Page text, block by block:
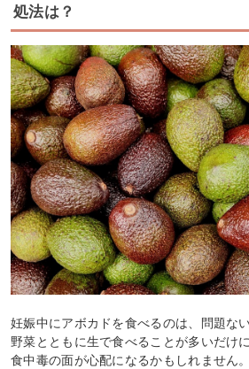
処法は？
妊娠中にアボカドを食べるのは、問題な
野菜とともに生で食べることが多いだけ
食中毒の面が心配になるかもしれません